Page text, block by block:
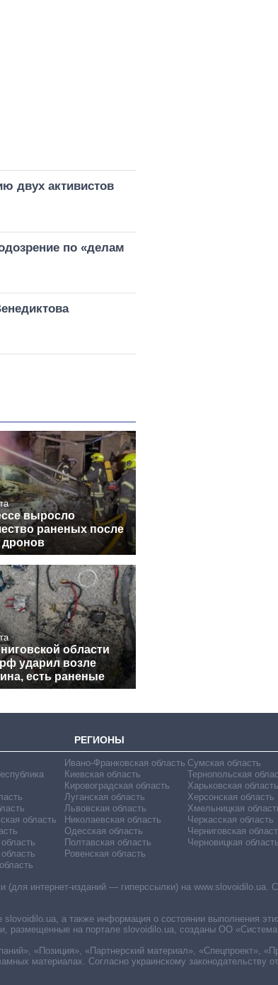
двух активистов
по «делам
выросло
раненых после
дронов
области
ударил возле
есть раненые
РЕГИОНЫ
область
Ивано-Франковская область
Киевская область
Кировоградская область
Луганская область
Львовская область
Николаевская область
Одесская область
Полтавская область
Ровенская область
Сумская область
Тернопольская
Харьковская область
Херсонская область
Хмельницкая
Черкасская область
Черниговская
Черновицкая область
интернет-изданий — гиперссылки) на www.slovoidilo.ua.
а также информация о состоянии выполнения
на портале slovoidilo.ua, созданы ОО «Система
«Позиция», «Партнерский материал», «Спецпроект»,
материалах. Согласно украинскому законодательству